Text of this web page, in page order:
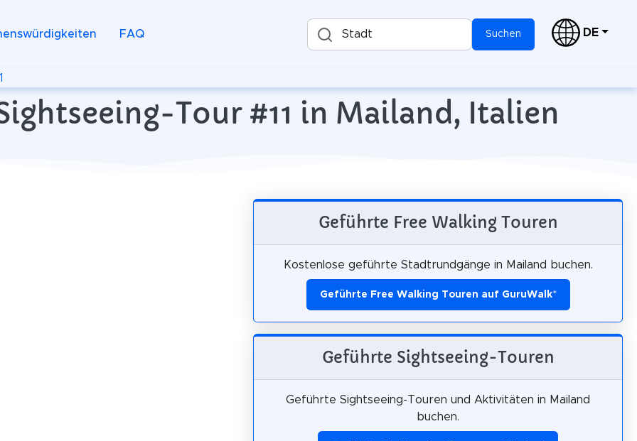
FAQ Stadt Suchen DE
Tour #11 in Mailand, Italien
Geführte Free Walking Touren
Kostenlose geführte Stadtrundgänge in Mailand buchen.
Geführte Free Walking Touren auf GuruWalk*
Geführte Sightseeing-Touren
Geführte Sightseeing-Touren und Aktivitäten in Mailand
buchen.